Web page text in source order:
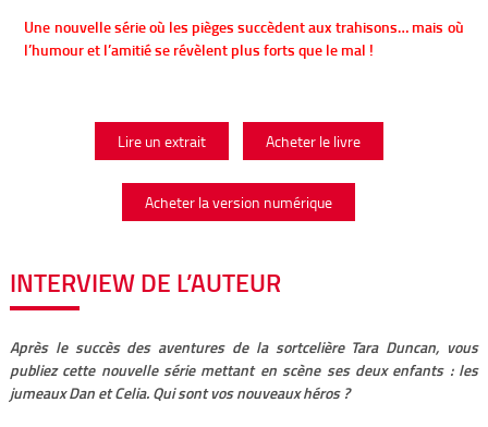
Une nouvelle série où les pièges succèdent aux trahisons… mais où
l’humour et l’amitié se révèlent plus forts que le mal !
Lire un extrait Acheter le livre
Acheter la version numérique
INTERVIEW DE L’AUTEUR
Après le succès des aventures de la sortcelière Tara Duncan, vous
publiez cette nouvelle série mettant en scène ses deux enfants : les
jumeaux Dan et Celia. Qui sont vos nouveaux héros ?